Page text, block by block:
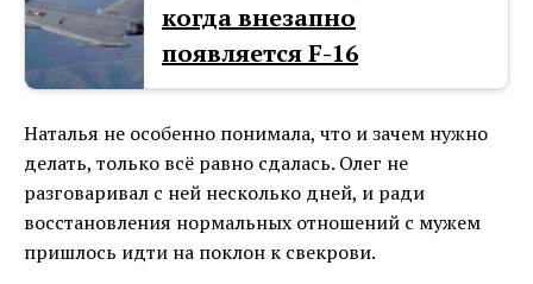
когда внезапно
появляется F-16
Наталья не особенно понимала, что и зачем нужно
делать, только всё равно сдалась. Олег не
разговаривал с ней несколько дней, и ради
восстановления нормальных отношений с мужем
пришлось идти на поклон к свекрови.